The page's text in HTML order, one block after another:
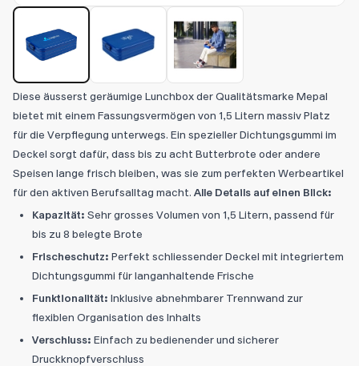
Diese äusserst geräumige Lunchbox der Qualitätsmarke Mepal
bietet mit einem Fassungsvermögen von 1,5 Litern massiv Platz
für die Verpflegung unterwegs. Ein spezieller Dichtungsgummi im
Deckel sorgt dafür, dass bis zu acht Butterbrote oder andere
Speisen lange frisch bleiben, was sie zum perfekten Werbeartikel
für den aktiven Berufsalltag macht. Alle Details auf einen Blick:
Kapazität: Sehr grosses Volumen von 1,5 Litern, passend für
bis zu 8 belegte Brote
Frischeschutz: Perfekt schliessender Deckel mit integriertem
Dichtungsgummi für langanhaltende Frische
Funktionalität: Inklusive abnehmbarer Trennwand zur
flexiblen Organisation des Inhalts
Verschluss: Einfach zu bedienender und sicherer
Druckknopfverschluss